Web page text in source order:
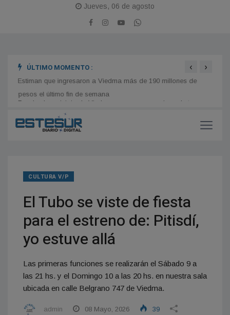
Jueves, 06 de agosto
ÚLTIMO MOMENTO :
Estiman que ingresaron a Viedma más de 190 millones de
pesos el último fin de semana
‹ ›
CULTURA V/P
El Tubo se viste de fiesta
para el estreno de: Pitisdí,
yo estuve allá
Las primeras funciones se realizarán el Sábado 9 a
las 21 hs. y el Domingo 10 a las 20 hs. en nuestra sala
ubicada en calle Belgrano 747 de Viedma.
admin 08 Mayo, 2026 39